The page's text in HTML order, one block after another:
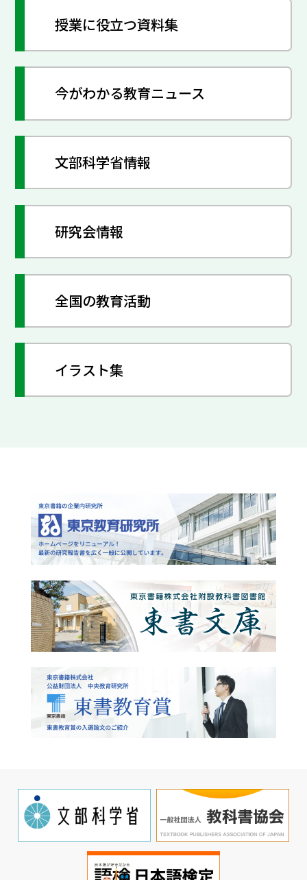
授業に役立つ資料集
今がわかる教育ニュース
文部科学省情報
研究会情報
全国の教育活動
イラスト集